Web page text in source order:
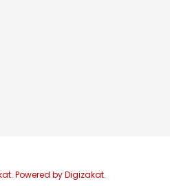
Powered by Digizakat.